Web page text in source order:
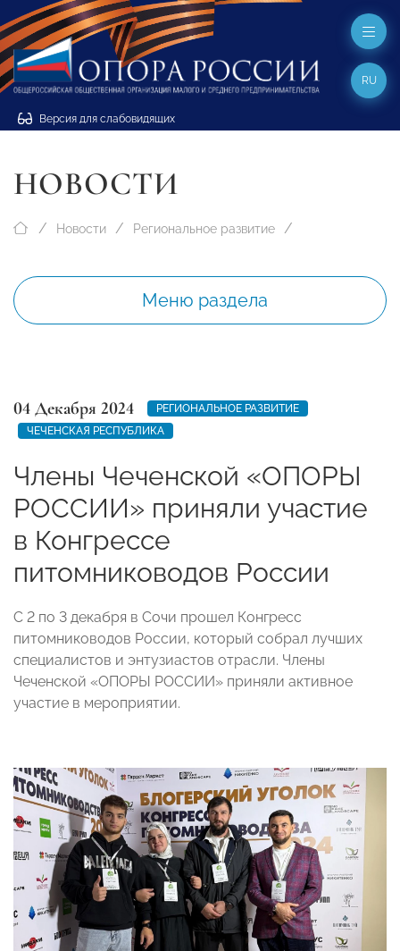
Версия для слабовидящих
RU
НОВОСТИ
Новости Региональное развитие
Меню раздела
04 Декабря 2024
РЕГИОНАЛЬНОЕ РАЗВИТИЕ
ЧЕЧЕНСКАЯ РЕСПУБЛИКА
Члены Чеченской «ОПОРЫ
РОССИИ» приняли участие
в Конгрессе
питомниководов России
С 2 по 3 декабря в Сочи прошел Конгресс
питомниководов России, который собрал лучших
специалистов и энтузиастов отрасли. Члены
Чеченской «ОПОРЫ РОССИИ» приняли активное
участие в мероприятии.